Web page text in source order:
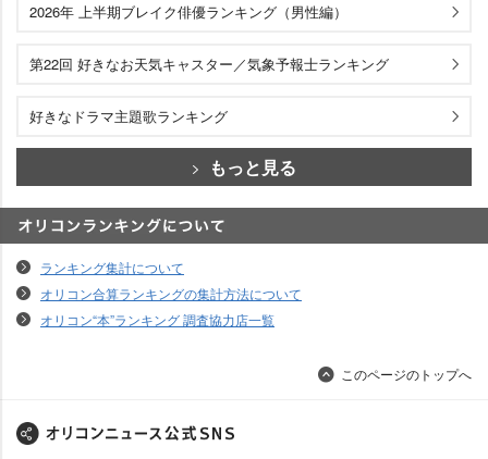
2026年 上半期ブレイク俳優ランキング（男性編）
第22回 好きなお天気キャスター／気象予報士ランキング
好きなドラマ主題歌ランキング
もっと見る
ランキング集計について
オリコン合算ランキングの集計方法について
オリコン“本”ランキング 調査協力店一覧
このページのトップへ